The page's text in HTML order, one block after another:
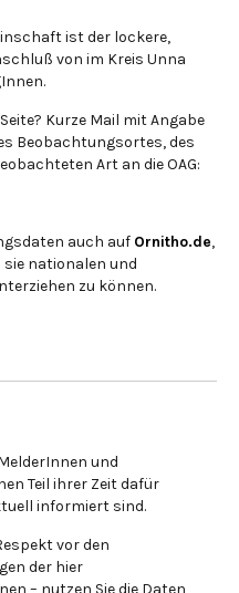
ist der lockere,
von im Kreis Unna
Kurze Mail mit Angabe
Beobachtungsortes, des
Art an die OAG:
auch auf Ornitho.de,
nationalen und
zu können.
und
Teil ihrer Zeit dafür
informiert sind.
vor den
der hier
– nutzen Sie die Daten